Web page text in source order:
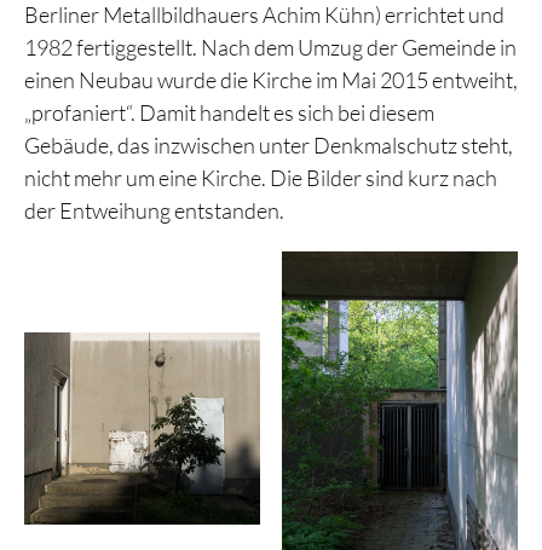
Berliner Metallbildhauers Achim Kühn) errichtet und
1982 fertiggestellt. Nach dem Umzug der Gemeinde in
einen Neubau wurde die Kirche im Mai 2015 entweiht,
„profaniert“. Damit handelt es sich bei diesem
Gebäude, das inzwischen unter Denkmalschutz steht,
nicht mehr um eine Kirche. Die Bilder sind kurz nach
der Entweihung entstanden.